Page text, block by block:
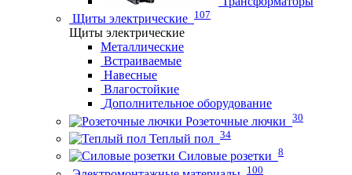
Щиты электрические 107
Щиты электрические
Металлические
Встраиваемые
Навесные
Влагостойкие
Дополнительное оборудование
Розеточные лючки 30
Теплый пол 34
Силовые розетки 8
100